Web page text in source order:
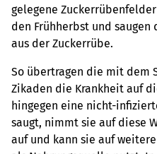
gelegene
den Frühherbst und
aus der Zuckerrübe.
So übertragen die mit dem
Zikaden die Krankheit auf
hingegen eine nicht-
saugt, nimmt sie auf diese
auf und kann sie auf